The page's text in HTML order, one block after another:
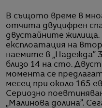
В същото време в
отчита двуцифрен
двустайните жилища.
експлоатация на
наемите в „Надежда”
близо 14 на сто.
момента се
месец при около 165
Сериозно
„Малинова долина”.